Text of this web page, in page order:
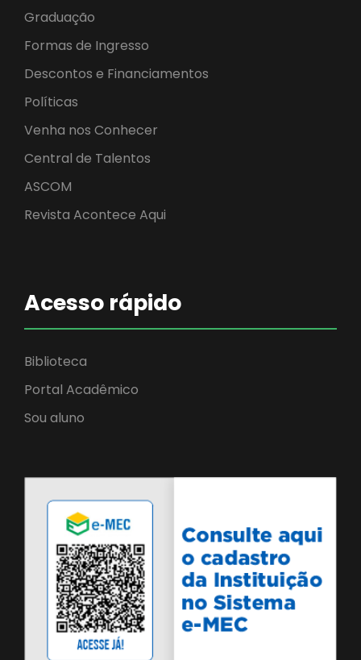
Graduação
Formas de Ingresso
Descontos e Financiamentos
Políticas
Venha nos Conhecer
Central de Talentos
ASCOM
Revista Acontece Aqui
Acesso rápido
Biblioteca
Portal Acadêmico
Sou aluno